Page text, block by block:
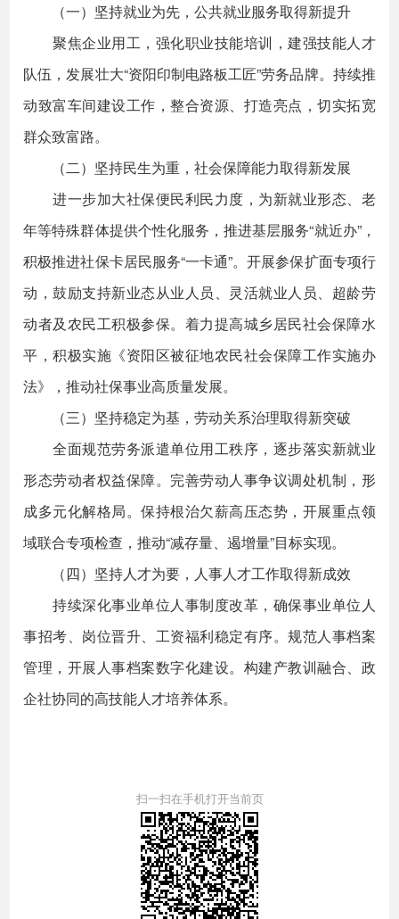
（一）坚持就业为先，公共就业服务取得新提升
聚焦企业用工，强化职业技能培训，建强技能人才
队伍，发展壮大“资阳印制电路板工匠”劳务品牌。持续推
动致富车间建设工作，整合资源、打造亮点，切实拓宽
群众致富路。
（二）坚持民生为重，社会保障能力取得新发展
进一步加大社保便民利民力度，为新就业形态、老
年等特殊群体提供个性化服务，推进基层服务“就近办”，
积极推进社保卡居民服务“一卡通”。开展参保扩面专项行
动，鼓励支持新业态从业人员、灵活就业人员、超龄劳
动者及农民工积极参保。着力提高城乡居民社会保障水
平，积极实施《资阳区被征地农民社会保障工作实施办
法》，推动社保事业高质量发展。
（三）坚持稳定为基，劳动关系治理取得新突破
全面规范劳务派遣单位用工秩序，逐步落实新就业
形态劳动者权益保障。完善劳动人事争议调处机制，形
成多元化解格局。保持根治欠薪高压态势，开展重点领
域联合专项检查，推动“减存量、遏增量”目标实现。
（四）坚持人才为要，人事人才工作取得新成效
持续深化事业单位人事制度改革，确保事业单位人
事招考、岗位晋升、工资福利稳定有序。规范人事档案
管理，开展人事档案数字化建设。构建产教训融合、政
企社协同的高技能人才培养体系。
扫一扫在手机打开当前页